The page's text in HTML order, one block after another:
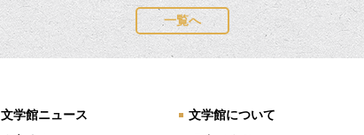
一覧へ
文学館ニュース
文学館について